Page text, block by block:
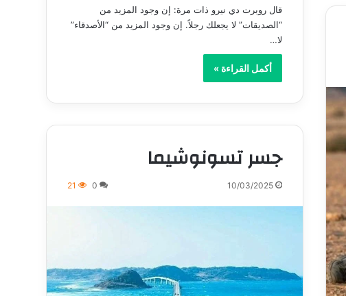
قال روبرت دي نيرو ذات مرة: إن وجود المزيد من
“الصديقات” لا يجعلك رجلاً. إن وجود المزيد من “الأصدقاء”
لا…
أكمل القراءة »
جسر تسونوشيما
10/03/2025
0
21